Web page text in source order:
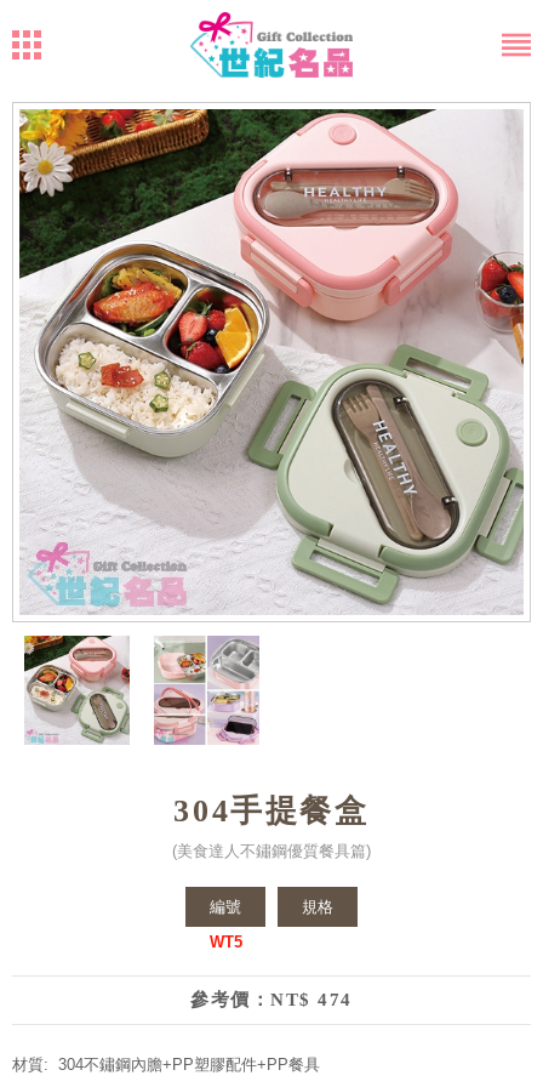
304手提餐盒
(美食達人不鏽鋼優質餐具篇)
編號
WT5
規格
參考價：NT$ 474
材質: 304不鏽鋼內膽+PP塑膠配件+PP餐具